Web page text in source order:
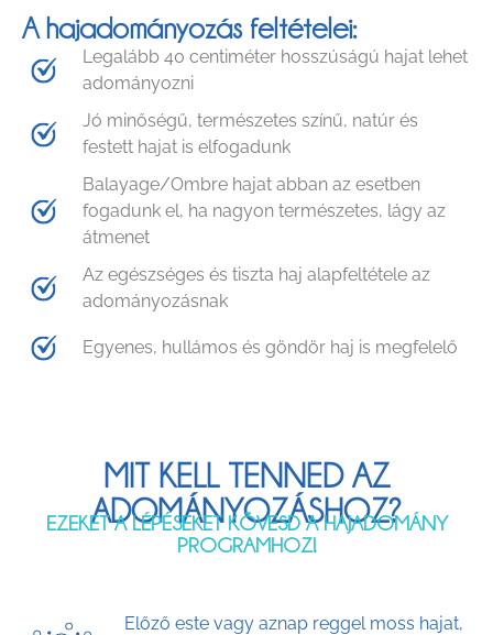
A hajadományozás feltételei:
Legalább 40 centiméter hosszúságú hajat lehet
adományozni
Jó minőségű, természetes színű, natúr és
festett hajat is elfogadunk
Balayage/Ombre hajat abban az esetben
fogadunk el, ha nagyon természetes, lágy az
átmenet
Az egészséges és tiszta haj alapfeltétele az
adományozásnak
Egyenes, hullámos és göndör haj is megfelelő
MIT KELL TENNED AZ
ADOMÁNYOZÁSHOZ?
EZEKET A LÉPÉSEKET KÖVESD A HAJADOMÁNY
PROGRAMHOZ!
Előző este vagy aznap reggel moss hajat,